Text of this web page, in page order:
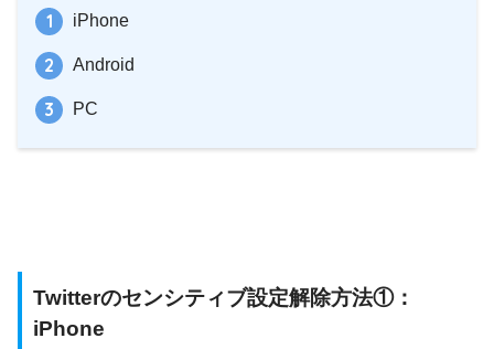
iPhone
Android
PC
Twitterのセンシティブ設定解除方法①：
iPhone